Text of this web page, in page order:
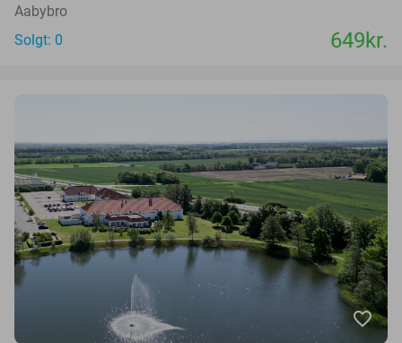
Aabybro
Solgt: 0
649kr.
favorite_border